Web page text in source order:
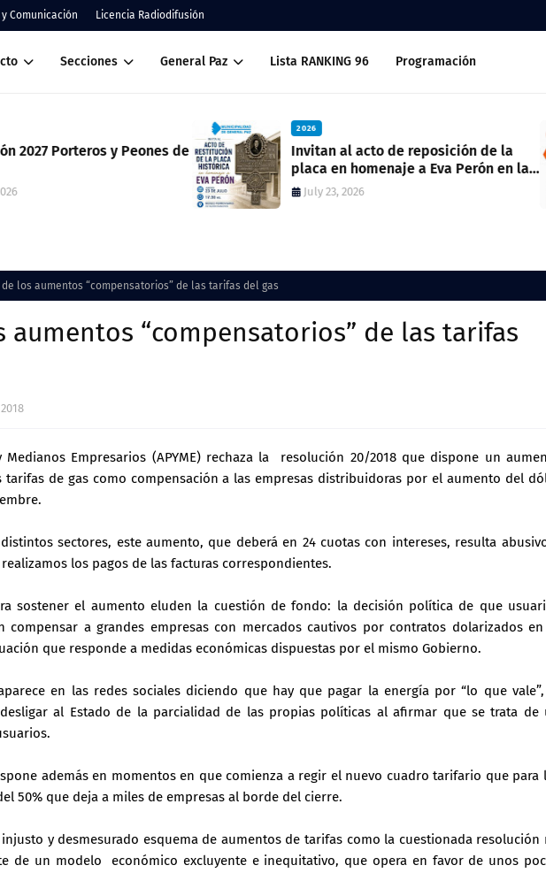
Comunicación Licencia Radiodifusión
Secciones General Paz Lista RANKING 96 Programación
Peones de
2026
Invitan al acto de reposición de la
placa en homenaje a Eva Perón en la
ex estación del ferrocarril
July 23, 2026
de los aumentos “compensatorios” de las tarifas del gas
aumentos “compensatorios” de las tarifas
Medianos Empresarios (APYME) rechaza la resolución 20/2018 que dispone un
de gas como compensación a las empresas distribuidoras por el aumento del
sectores, este aumento, que deberá en 24 cuotas con intereses, resulta
los pagos de las facturas correspondientes.
sostener el aumento eluden la cuestión de fondo: la decisión política de que
compensar a grandes empresas con mercados cautivos por contratos dolarizados
que responde a medidas económicas dispuestas por el mismo Gobierno.
en las redes sociales diciendo que hay que pagar la energía por “lo que
al Estado de la parcialidad de las propias políticas al afirmar que se trata de
además en momentos en que comienza a regir el nuevo cuadro tarifario que para
50% que deja a miles de empresas al borde del cierre.
injusto y desmesurado esquema de aumentos de tarifas como la cuestionada resolución
de un modelo económico excluyente e inequitativo, que opera en favor de unos